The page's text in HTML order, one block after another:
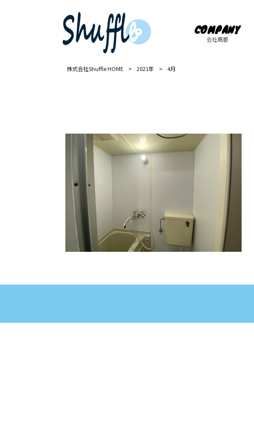
COMPANY
会社概要
株式会社Shuffle HOME > 2021年 > 4月